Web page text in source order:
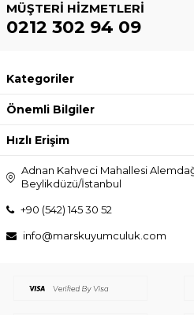
MÜŞTERI HIZMETLERI
0212 302 94 09
Kategoriler
Önemli Bilgiler
Hızlı Erişim
Adnan Kahveci Mahallesi
Beylikdüzü/İstanbul
+90 (542) 145 30 52
info@marskuyumculuk.com